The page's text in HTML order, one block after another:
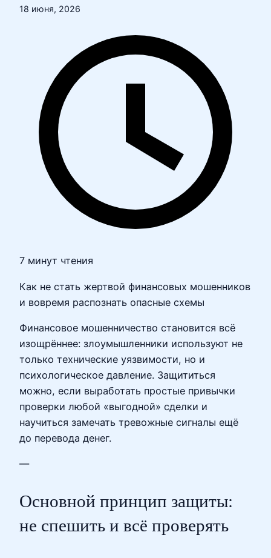
18 июня, 2026
7 минут чтения
Как не стать жертвой финансовых мошенников
и вовремя распознать опасные схемы
Финансовое мошенничество становится всё
изощрённее: злоумышленники используют не
только технические уязвимости, но и
психологическое давление. Защититься
можно, если выработать простые привычки
проверки любой «выгодной» сделки и
научиться замечать тревожные сигналы ещё
до перевода денег.
—
Основной принцип защиты:
не спешить и всё проверять